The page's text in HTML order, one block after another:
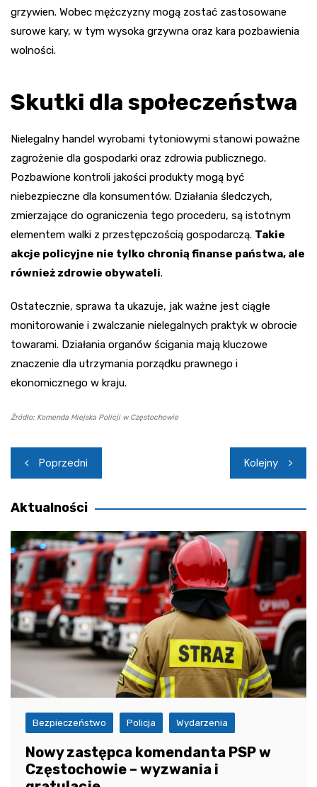
grzywien. Wobec mężczyzny mogą zostać zastosowane
surowe kary, w tym wysoka grzywna oraz kara pozbawienia
wolności.
Skutki dla społeczeństwa
Nielegalny handel wyrobami tytoniowymi stanowi poważne
zagrożenie dla gospodarki oraz zdrowia publicznego.
Pozbawione kontroli jakości produkty mogą być
niebezpieczne dla konsumentów. Działania śledczych,
zmierzające do ograniczenia tego procederu, są istotnym
elementem walki z przestępczością gospodarczą. Takie
akcje policyjne nie tylko chronią finanse państwa, ale
również zdrowie obywateli.
Ostatecznie, sprawa ta ukazuje, jak ważne jest ciągłe
monitorowanie i zwalczanie nielegalnych praktyk w obrocie
towarami. Działania organów ścigania mają kluczowe
znaczenie dla utrzymania porządku prawnego i
ekonomicznego w kraju.
Źródło: Komenda Miejska Policji w Częstochowie
Nawigacja
wpisu
Poprzedni Kolejny
Aktualności
Bezpieczeństwo Policja Wydarzenia
Nowy zastępca komendanta PSP w
Częstochowie – wyzwania i